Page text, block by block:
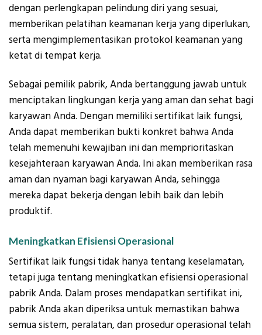
dengan perlengkapan pelindung diri yang sesuai,
memberikan pelatihan keamanan kerja yang diperlukan,
serta mengimplementasikan protokol keamanan yang
ketat di tempat kerja.
Sebagai pemilik pabrik, Anda bertanggung jawab untuk
menciptakan lingkungan kerja yang aman dan sehat bagi
karyawan Anda. Dengan memiliki sertifikat laik fungsi,
Anda dapat memberikan bukti konkret bahwa Anda
telah memenuhi kewajiban ini dan memprioritaskan
kesejahteraan karyawan Anda. Ini akan memberikan rasa
aman dan nyaman bagi karyawan Anda, sehingga
mereka dapat bekerja dengan lebih baik dan lebih
produktif.
Meningkatkan Efisiensi Operasional
Sertifikat laik fungsi tidak hanya tentang keselamatan,
tetapi juga tentang meningkatkan efisiensi operasional
pabrik Anda. Dalam proses mendapatkan sertifikat ini,
pabrik Anda akan diperiksa untuk memastikan bahwa
semua sistem, peralatan, dan prosedur operasional telah